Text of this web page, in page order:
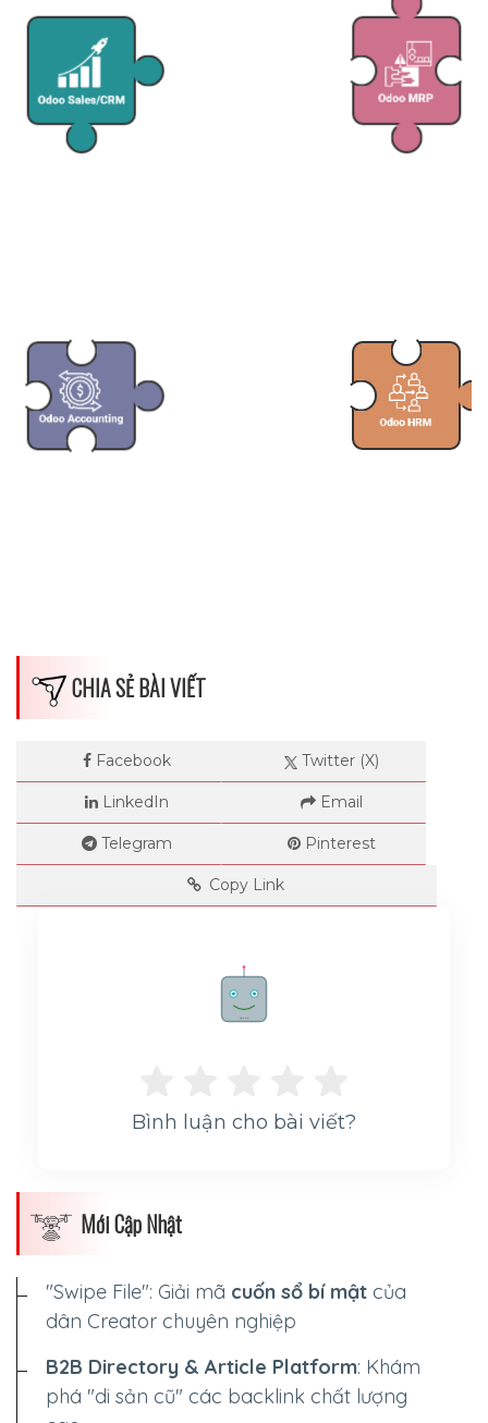
CHIA SẺ BÀI VIẾT
Facebook Twitter (X)
LinkedIn Email
Telegram Pinterest
Copy Link
Bình luận cho bài viết?
Mới Cập Nhật
"Swipe File": Giải mã cuốn sổ bí mật của
dân Creator chuyên nghiệp
B2B Directory & Article Platform: Khám
phá "di sản cũ" các backlink chất lượng